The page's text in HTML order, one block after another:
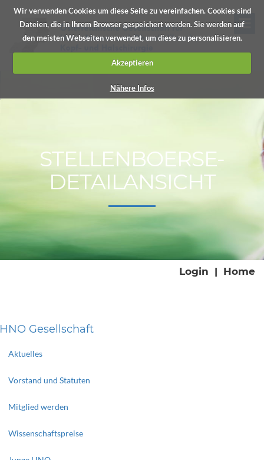
Wir verwenden Cookies um diese Seite zu vereinfachen. Cookies sind
Dateien, die in Ihrem Browser gespeichert werden. Sie werden auf
den meisten Webseiten verwendet, um diese zu personalisieren.
Akzeptieren
Nähere Infos
STELLENBOERSE-
DETAILANSICHT
Login | Home
HNO Gesellschaft
Aktuelles
Vorstand und Statuten
Mitglied werden
Wissenschaftspreise